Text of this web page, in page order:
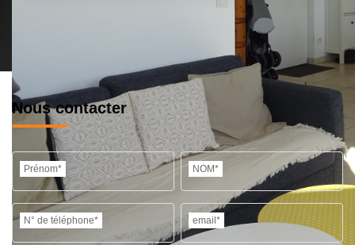
Nous contacter
Prénom* NOM*
N° de téléphone* email*